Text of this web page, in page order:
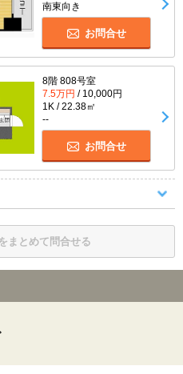
南東向き
お問合せ
8階 808号室
7.5万円 / 10,000円
1K / 22.38㎡
--
お問合せ
まとめて問合せる